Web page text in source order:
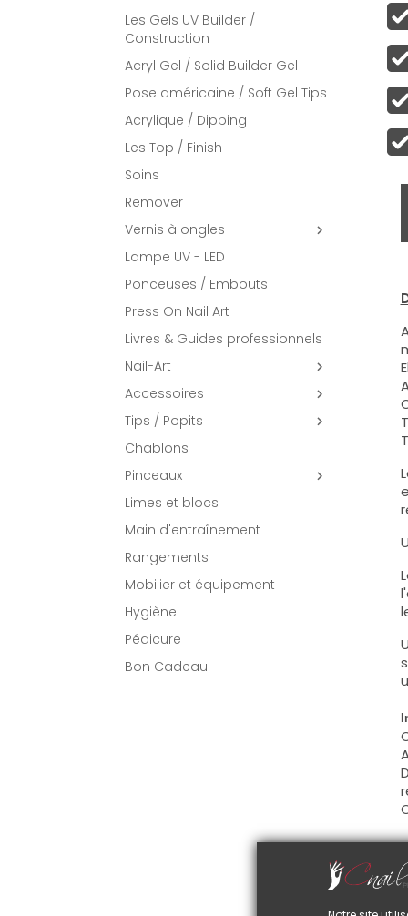
Les Gels UV Builder /
Construction
Acryl Gel / Solid Builder Gel
Pose américaine / Soft Gel Tips
Acrylique / Dipping
Les Top / Finish
Soins
Remover
Vernis à ongles

Lampe UV - LED
Ponceuses / Embouts
Press On Nail Art
Livres & Guides professionnels
Nail-Art

Accessoires 
Tips / Popits 
Chablons
Pinceaux

Limes et blocs
Main d'entraînement
Rangements
Mobilier et équipement
Hygiène
Pédicure
Bon Cadeau